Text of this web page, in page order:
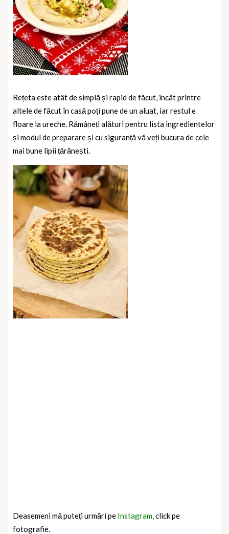
Rețeta este atât de simplă și rapid de făcut, încât printre
altele de făcut în casă poți pune de un aluat, iar restul e
floare la ureche. Rămâneți alături pentru lista ingredientelor
și modul de preparare și cu siguranță vă veți bucura de cele
mai bune lipii țărănești.
Deasemeni mă puteți urmări pe Instagram,click pe
fotografie.